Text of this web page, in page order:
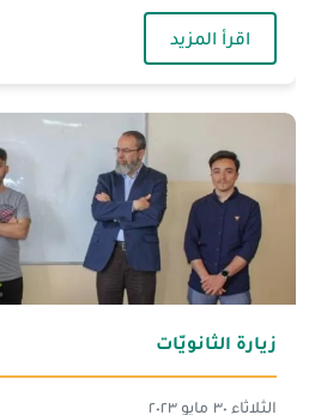
اقرأ المزيد— لقاء في مركز
زيارة الثانويّات
الثلاثاء ٣٠ مايو ٢٠٢٣